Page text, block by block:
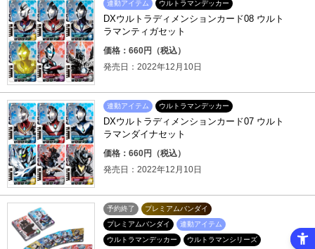
連動アイテム ウルトラマンデッカー
DXウルトラディメンションカード08 ウルト
ラマンティガセット
価格：660円（税込）
発売日：2022年12月10日
連動アイテム ウルトラマンデッカー
DXウルトラディメンションカード07 ウルト
ラマンダイナセット
価格：660円（税込）
発売日：2022年12月10日
予約終了
プレミアムバンダイ
プレミアムバンダイ
連動アイテム
ウルトラマンデッカー
ウルトラマンシリーズ